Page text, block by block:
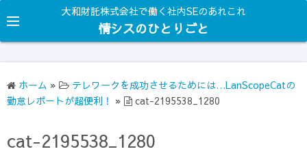
ン
テ
ン
ツ
へ
ッ
大和財託株式会社で働く社内SEのあれこれ
情シスのひとりごと
ホーム »
テレワークを成功させるためには…LanScopeCatの
勤怠レポートが超便利！ » cat-2195538_1280
cat-2195538_1280